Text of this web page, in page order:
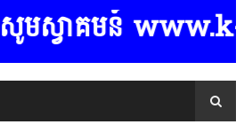
សូមស្វាគមន៍ www.k-